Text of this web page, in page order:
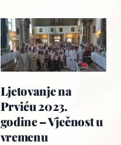
Ljetovanje na
Prviću 2023.
godine – Vječnost u
vremenu